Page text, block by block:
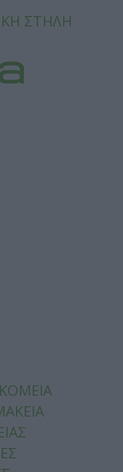
ΣΤΗΛΗ